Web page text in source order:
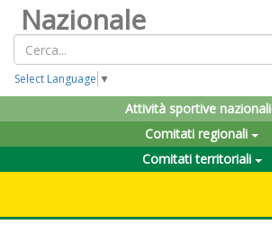
Nazionale
Select Language ▼
Attività sportive nazionali
Comitati regionali
Comitati territoriali